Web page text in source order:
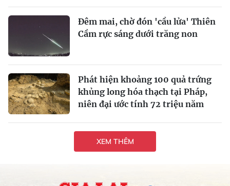
Đêm mai, chờ đón 'cầu lửa' Thiên
Cầm rực sáng dưới trăng non
Phát hiện khoảng 100 quả trứng
khủng long hóa thạch tại Pháp,
niên đại ước tính 72 triệu năm
XEM THÊM